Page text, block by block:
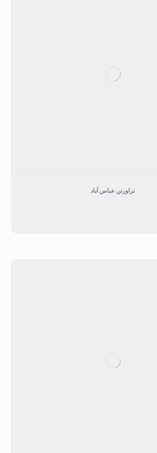
تراورتن عباس آباد